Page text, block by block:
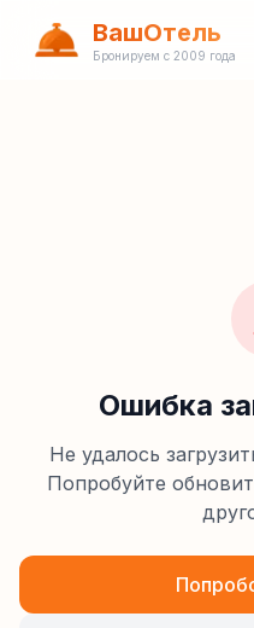
ВашОтель
Бронируем с 2009 года
Ошибка
Не удалось
Попробуйте